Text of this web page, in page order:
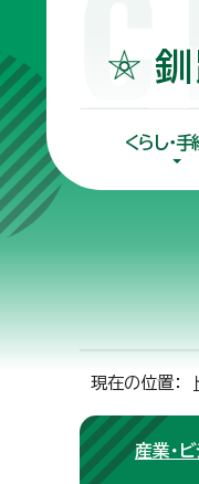
くらし・
現在の位置：
産業・